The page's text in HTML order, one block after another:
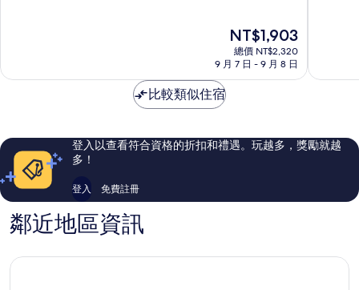
飯
市
中
夠
評
論
現
在
價
NT$1,903
總價 NT$2,320
9 月 7 日 - 9 月 8 日
心
常
評
論
比較類似住宿
登入以查看符合資格的折扣和禮遇。玩越多，獎勵就越
多！
登入 免費註冊
鄰近地區資訊